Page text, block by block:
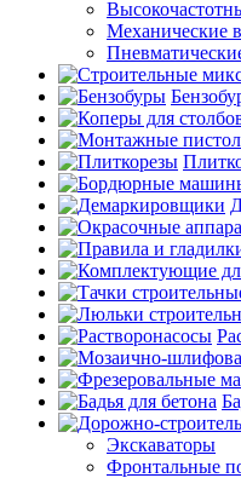
Механические
Экскаваторы
Фронтальные